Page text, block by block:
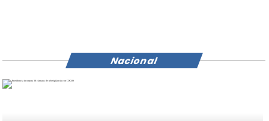
Nacional